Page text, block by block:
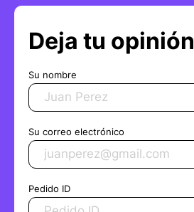
Deja tu opinión
Su nombre
Su correo electrónico
Pedido ID